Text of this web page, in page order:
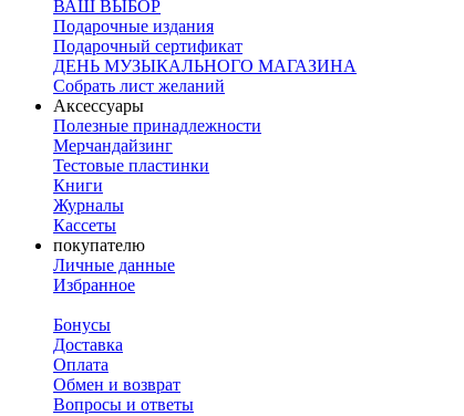
ВАШ ВЫБОР
Подарочные издания
Подарочный сертификат
ДЕНЬ МУЗЫКАЛЬНОГО МАГАЗИНА
Собрать лист желаний
Аксессуары
Полезные принадлежности
Мерчандайзинг
Тестовые пластинки
Книги
Журналы
Кассеты
покупателю
Личные данные
Избранное
Бонусы
Доставка
Оплата
Обмен и возврат
Вопросы и ответы